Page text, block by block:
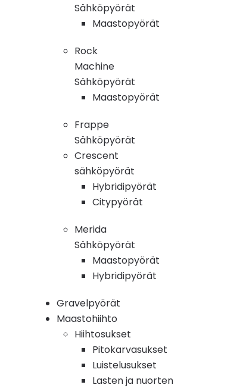
Sähköpyörät
Maastopyörät
Rock
Machine
Sähköpyörät
Maastopyörät
Frappe
Sähköpyörät
Crescent
sähköpyörät
Hybridipyörät
Citypyörät
Merida
Sähköpyörät
Maastopyörät
Hybridipyörät
Gravelpyörät
Maastohiihto
Hiihtosukset
Pitokarvasukset
Luistelusukset
Lasten ja nuorten